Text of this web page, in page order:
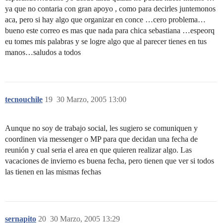
ya que no contaria con gran apoyo , como para decirles juntemonos
aca, pero si hay algo que organizar en conce …cero problema…
bueno este correo es mas que nada para chica sebastiana …espeorq
eu tomes mis palabras y se logre algo que al parecer tienes en tus
manos…saludos a todos
tecnouchile 30 Marzo, 2005 13:00
19
Aunque no soy de trabajo social, les sugiero se comuniquen y
coordinen via messenger o MP para que decidan una fecha de
reunión y cual seria el area en que quieren realizar algo. Las
vacaciones de invierno es buena fecha, pero tienen que ver si todos
las tienen en las mismas fechas
sernapito 30 Marzo, 2005 13:29
20